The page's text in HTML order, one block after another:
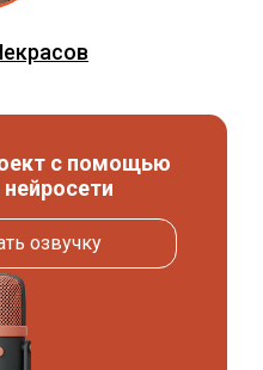
с помощью
озвучку